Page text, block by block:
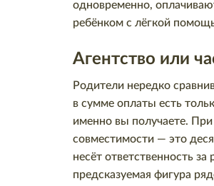
одновременно,
ребёнком с лёгкой
Агентство или
Родители нередко
в сумме оплаты есть
именно вы получаете.
совместимости — это
несёт ответственность
предсказуемая фигура